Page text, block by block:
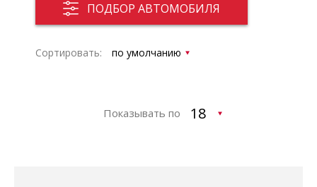
ПОДБОР АВТОМОБИЛЯ
Сортировать:
Показывать по